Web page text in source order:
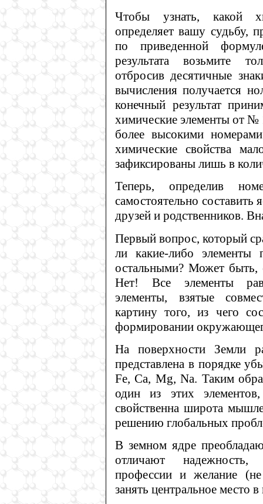
Чтобы узнать, какой
определяет вашу судьбу,
по приведенной
результата возьмите
отбросив десятичные
вычисления получается
конечный результат
химические элементы от
более высокими
химические свойства
зафиксированы лишь в
Теперь, определив
самостоятельно
друзей и родственников.
Первый вопрос, который
ли какие-либо элементы
остальными? Может быть,
Нет! Все элементы
элементы, взятые
картину того, из чего
формировании
На поверхности Земли
представлена в порядке
Fe, Ca, Mg, Na. Таким
один из этих
свойственна широта
решению глобальных
В земном ядре
отличают надежность,
профессии и желание
занять центральное место в